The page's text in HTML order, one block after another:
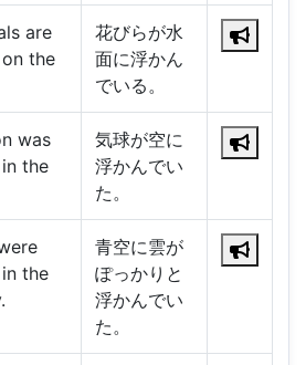
are
the
花びらが水
面に浮かん
でいる。
was
the
気球が空に
浮かんでい
た。
the
青空に雲が
ぽっかりと
浮かんでい
た。